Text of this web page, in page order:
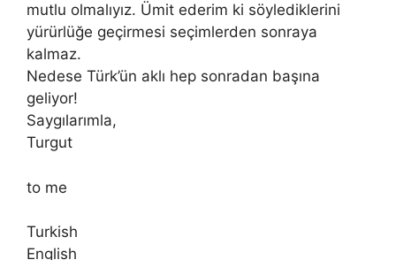
mutlu olmalıyız. Ümit ederim ki söylediklerini
yürürlüğe geçirmesi seçimlerden sonraya
kalmaz.
Nedese Türk’ün aklı hep sonradan başına
geliyor!
Saygılarımla,
Turgut
to me
Turkish
English